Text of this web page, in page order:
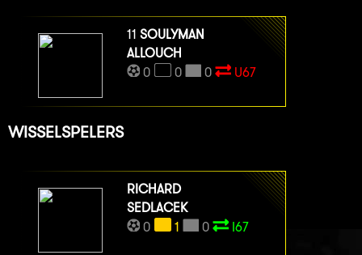
11 SOULYMAN
ALLOUCH
0
0 0 U67
WISSELSPELERS
RICHARD
SEDLACEK
0
1 0 I67